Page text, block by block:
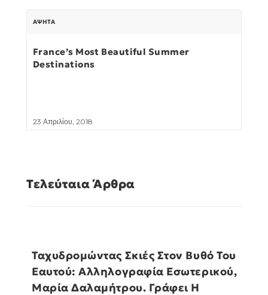
ΆΨΗΤΑ
France’s Most Beautiful Summer
Destinations
23 Απριλίου, 2018
Τελεύταια Άρθρα
Ταχυδρομώντας Σκιές Στον Βυθό Του
Εαυτού: Αλληλογραφία Εσωτερικού,
Μαρία Δαλαμήτρου. Γράφει Η